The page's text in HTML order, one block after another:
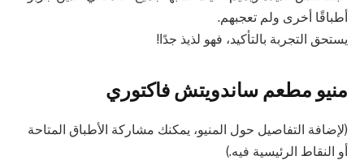
أطباقًا أخرى ولم تعجبهم.
يستحق التجربة بالتأكيد، فهو لذيذ جدًا!
منيو مطعم ساندويتش فاكتوري
(لإضافة التفاصيل حول المنيو، يمكنك مشاركة الأطباق المتاحة
أو النقاط الرئيسية فيه.)